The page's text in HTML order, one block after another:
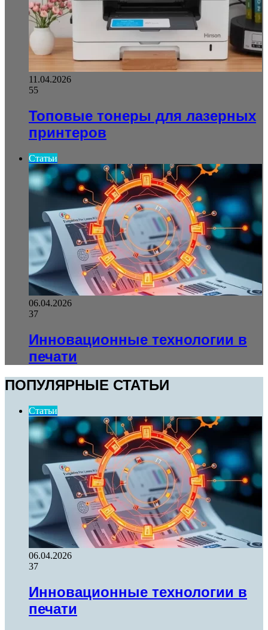
11.04.2026
55
Топовые тонеры для лазерных
принтеров
Статьи
06.04.2026
37
Инновационные технологии в
печати
ПОПУЛЯРНЫЕ СТАТЬИ
Статьи
06.04.2026
37
Инновационные технологии в
печати